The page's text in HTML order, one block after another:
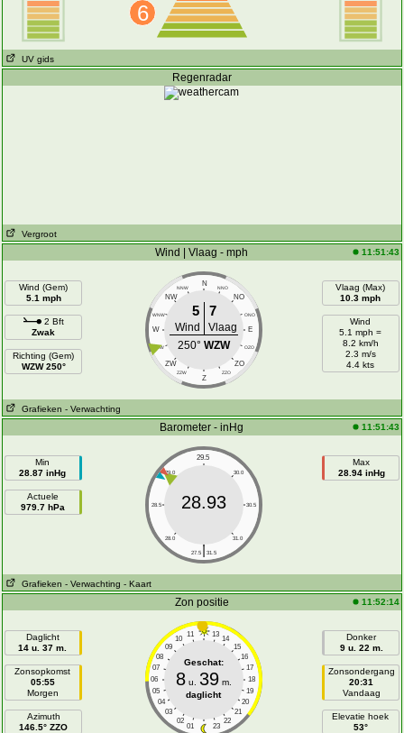
6
UV gids
Regenradar
Vergroot
Wind | Vlaag - mph 11:51:43
Wind (Gem)
5.1 mph
2 Bft
Zwak
Richting (Gem)
WZW 250°
N
NNW NNO
NW NO
WNW ONO
W E
WZW OZO
ZW ZO
ZZW ZZO
Z
5 7
Wind
Vlaag
250° WZW
Vlaag (Max)
10.3 mph
Wind
5.1 mph =
8.2 km/h
2.3 m/s
4.4 kts
Grafieken - Verwachting
Barometer - inHg 11:51:43
Min
28.87 inHg
Actuele
979.7 hPa
29.5
29.0 30.0
28.5 30.5
28.0 31.0
|
27.5 31.5
28.93
Max
28.94 inHg
Grafieken - Verwachting - Kaart
Zon positie 11:52:14
Daglicht
14 u. 37 m.
Zonsopkomst
05:55
Morgen
Azimuth
146.5° ZZO
11 13
10
14
09
15
08
16
07
17
06
18
05
19
04
20
03
21
02
22
01 23
Geschat:
8u. 39m.
daglicht
Donker
9 u. 22 m.
Zonsondergang
20:31
Vandaag
Elevatie hoek
53°